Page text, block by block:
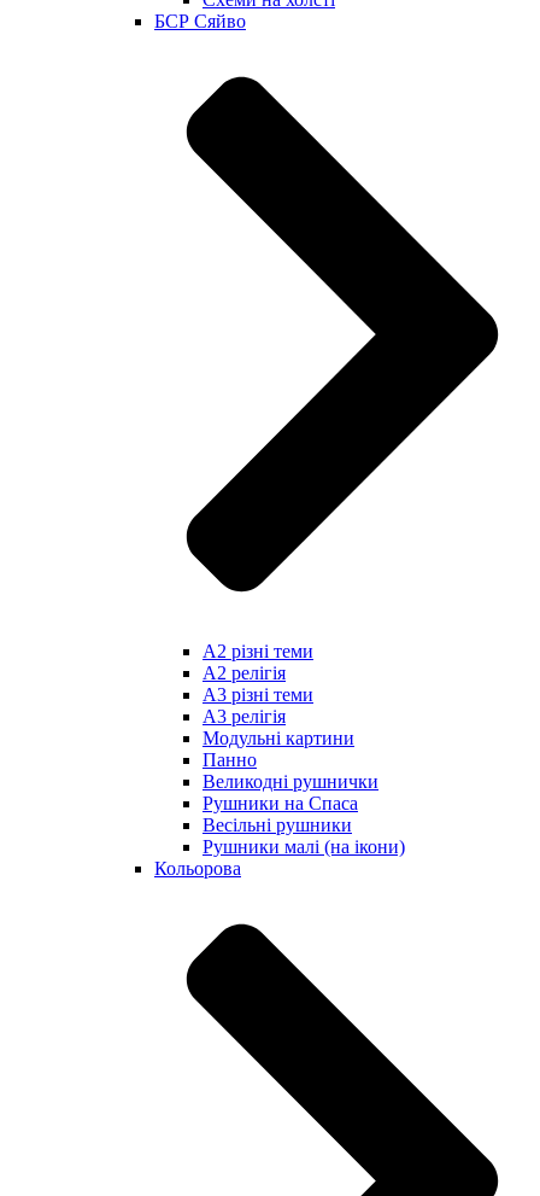
БСР Сяйво
А2 різні теми
А2 релігія
А3 різні теми
А3 релігія
Модульні картини
Панно
Великодні рушнички
Рушники на Спаса
Весільні рушники
Рушники малі (на ікони)
Кольорова